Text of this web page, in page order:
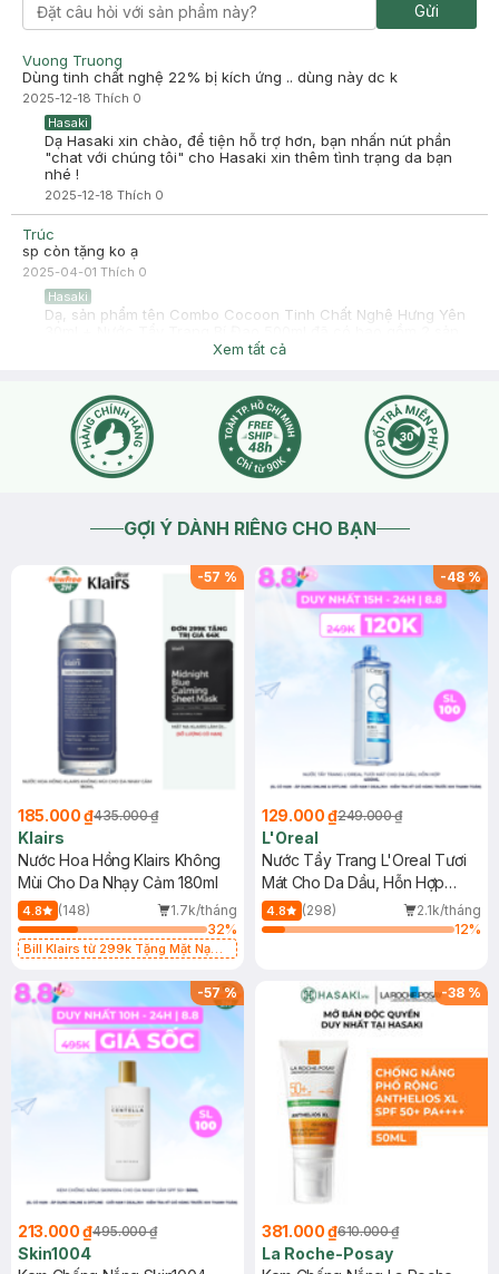
Gửi
Vuong Truong
Dùng tinh chất nghệ 22% bị kích ứng .. dùng này dc k
2025-12-18 Thích 0
Hasaki
Dạ Hasaki xin chào, để tiện hỗ trợ hơn, bạn nhấn nút phần
"chat với chúng tôi" cho Hasaki xin thêm tình trạng da bạn
nhé !
2025-12-18 Thích 0
Trúc
sp còn tặng ko ạ
2025-04-01 Thích 0
Hasaki
Dạ, sản phẩm tên Combo Cocoon Tinh Chất Nghệ Hưng Yên
phẩm Nước Tẩy Trang Bí Đao Cocoon Winter Melon Micellar
2025-04-02Thích
Xem tất cả
GỢI Ý DÀNH RIÊNG CHO BẠN
-57 %
185.000 ₫435.000 ₫
Klairs
Nước Hoa Hồng Klairs Không
Mùi Cho Da Nhạy Cảm 180ml
4.8 (148)
1.7k/tháng
32%
Bill Klairs từ 299k Tặng Mặt Nạ
25ml (SL Có Hạn)
-48%
129.000 ₫249.000 ₫
L'Oreal
Nước Tẩy Trang L'Oreal Tươi
Mát Cho Da Dầu, Hỗn Hợp
400ml
4.8 (298)
2.1k/tháng
12%
-57%
213.000 ₫495.000 ₫
Skin1004
-38 %
381.000 ₫610.000 ₫
La Roche-Posay